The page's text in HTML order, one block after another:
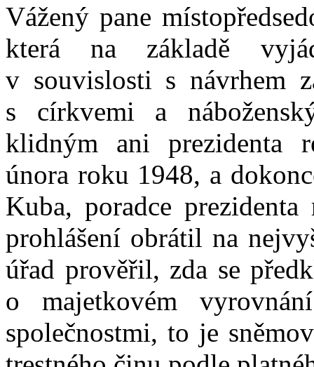
Vážený pane
která na základě
v souvislosti s návrhem
s církvemi a
klidným ani prezidenta
února roku 1948, a
Kuba, poradce
prohlášení obrátil na
úřad prověřil, zda se
o majetkovém
společnostmi, to je